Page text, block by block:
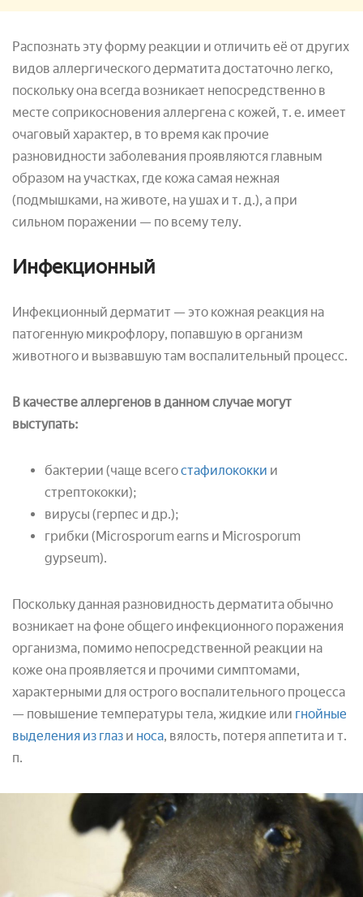
Распознать эту форму реакции и отличить её от других
видов аллергического дерматита достаточно легко,
поскольку она всегда возникает непосредственно в
месте соприкосновения аллергена с кожей, т. е. имеет
очаговый характер, в то время как прочие
разновидности заболевания проявляются главным
образом на участках, где кожа самая нежная
(подмышками, на животе, на ушах и т. д.), а при
сильном поражении — по всему телу.
Инфекционный
Инфекционный дерматит — это кожная реакция на
патогенную микрофлору, попавшую в организм
животного и вызвавшую там воспалительный процесс.
В качестве аллергенов в данном случае могут
выступать:
бактерии (чаще всегостафилококки и
стрептококки);
вирусы (герпес и др.);
грибки (Microsporum earns и Microsporum
gypseum).
Поскольку данная разновидность дерматита обычно
возникает на фоне общего инфекционного поражения
организма, помимо непосредственной реакции на
коже она проявляется и прочими симптомами,
характерными для острого воспалительного процесса
— повышение температуры тела, жидкие или гнойные
выделения из глаз и носа, вялость, потеря аппетита и т.
п.